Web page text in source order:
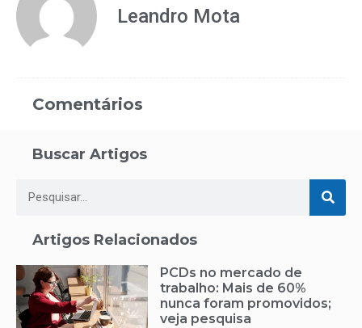
Leandro Mota
Comentários
Buscar Artigos
Artigos Relacionados
PCDs no mercado de
trabalho: Mais de 60%
nunca foram promovidos;
veja pesquisa